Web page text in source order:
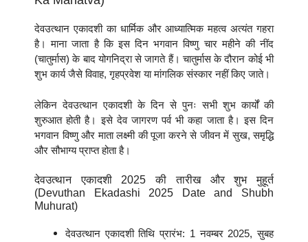
देवउत्थान एकादशी का धार्मिक और आध्यात्मिक महत्व अत्यंत गहरा
है। माना जाता है कि इस दिन भगवान विष्णु चार महीने की नींद
(चातुर्मास) के बाद योगनिद्रा से जागते हैं। चातुर्मास के दौरान कोई भी
शुभ कार्य जैसे विवाह, गृहप्रवेश या मांगलिक संस्कार नहीं किए जाते।
लेकिन देवउत्थान एकादशी के दिन से पुनः सभी शुभ कार्यों की
शुरुआत होती है। इसे देव जागरण पर्व भी कहा जाता है। इस दिन
भगवान विष्णु और माता लक्ष्मी की पूजा करने से जीवन में सुख, समृद्धि
और सौभाग्य प्राप्त होता है।
देवउत्थान एकादशी 2025 की तारीख और शुभ मुहूर्त
(Devuthan Ekadashi 2025 Date and Shubh
Muhurat)
देवउत्थान एकादशी तिथि प्रारंभ: 1 नवम्बर 2025, सुबह